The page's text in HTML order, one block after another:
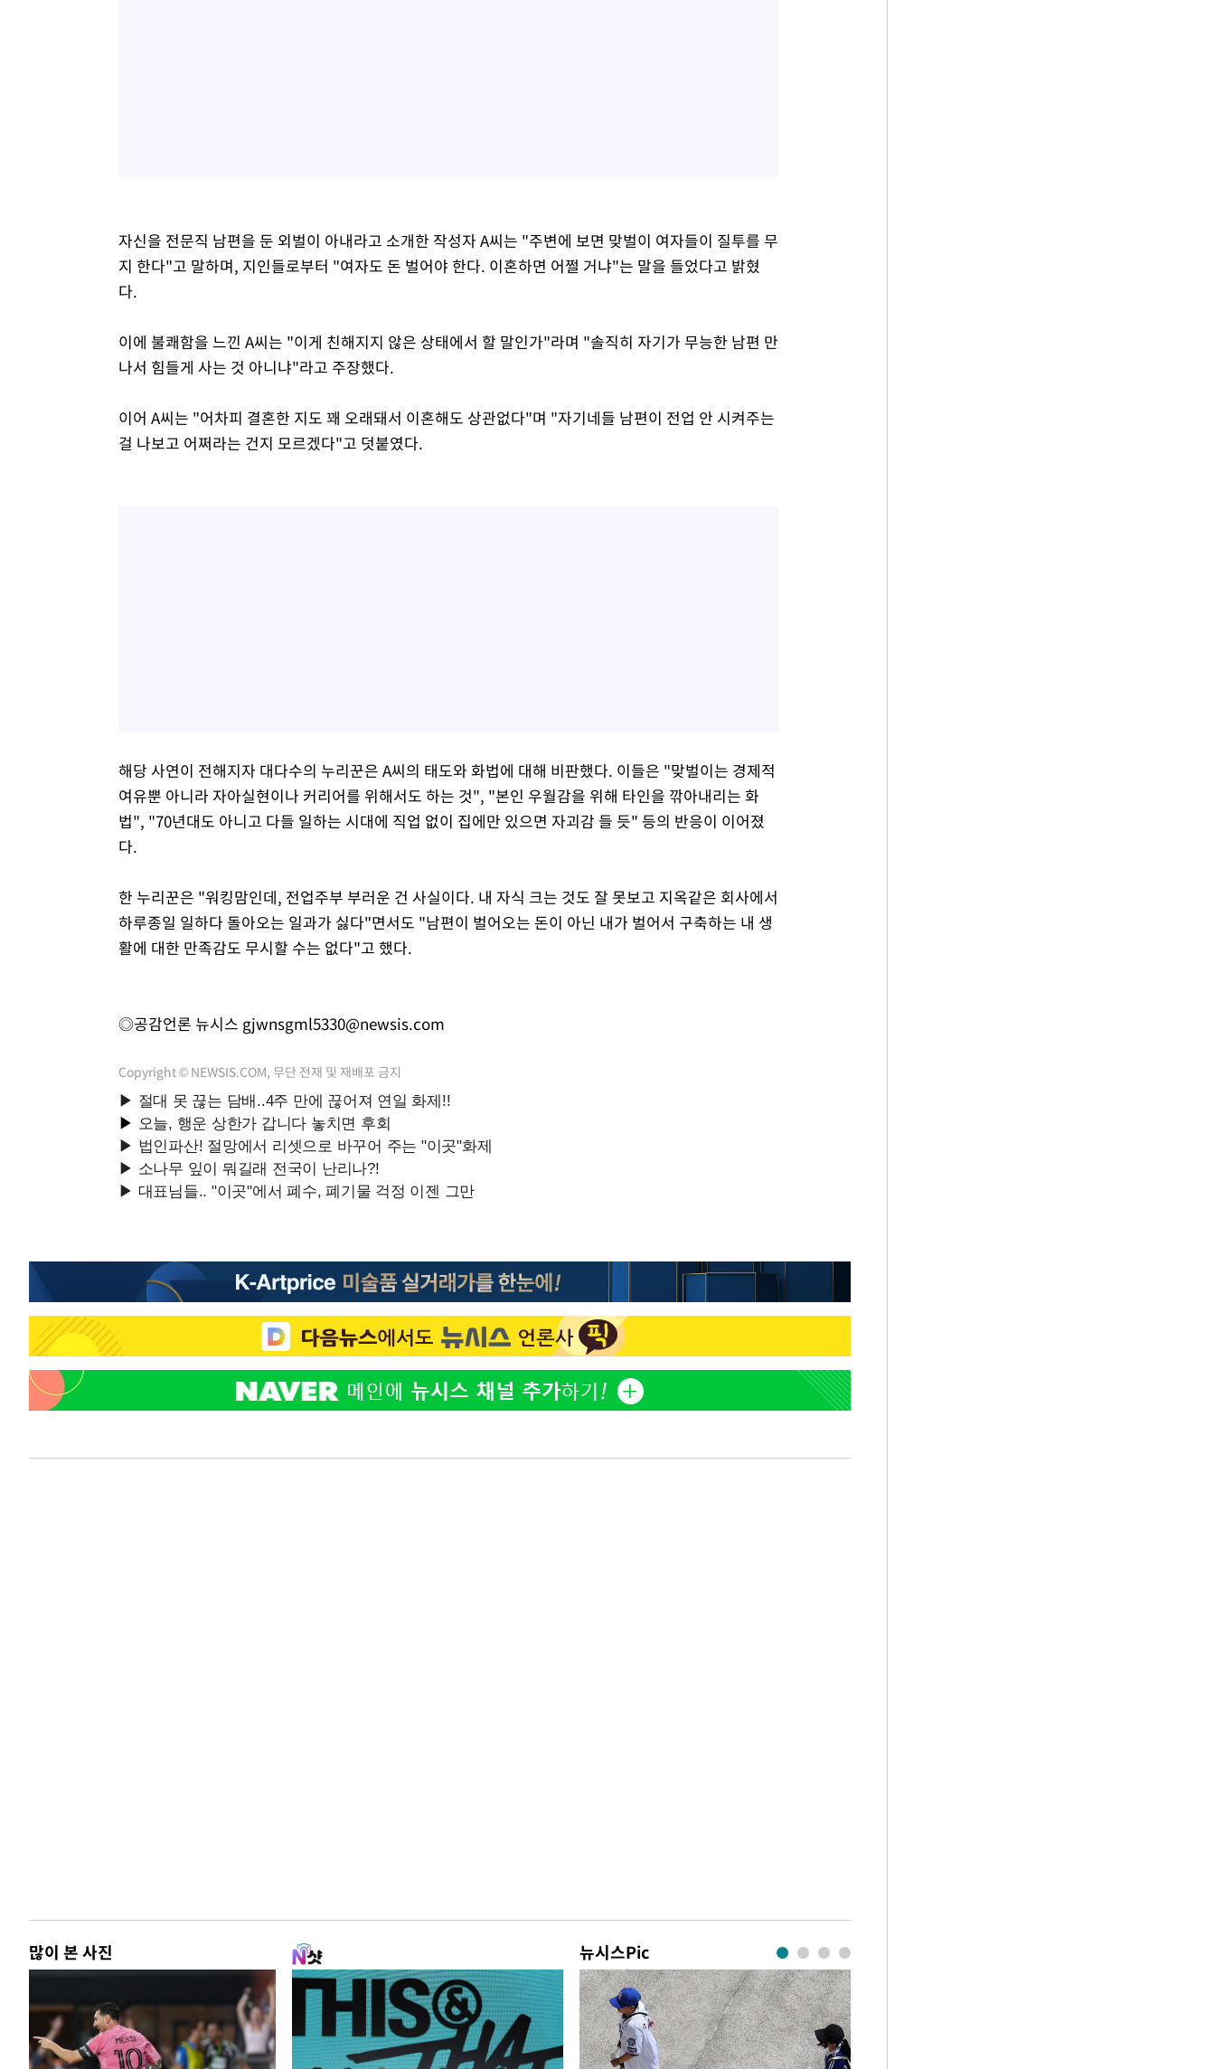
자신을 전문직 남편을 둔 외벌이 아내라고 소개한 작성자 A씨는 "주변에 보면 맞벌이 여자들이 질투를 무
지 한다"고 말하며, 지인들로부터 "여자도 돈 벌어야 한다. 이혼하면 어쩔 거냐"는 말을 들었다고 밝혔
다.
이에 불쾌함을 느낀 A씨는 "이게 친해지지 않은 상태에서 할 말인가"라며 "솔직히 자기가 무능한 남편 만
나서 힘들게 사는 것 아니냐"라고 주장했다.
이어 A씨는 "어차피 결혼한 지도 꽤 오래돼서 이혼해도 상관없다"며 "자기네들 남편이 전업 안 시켜주는
걸 나보고 어쩌라는 건지 모르겠다"고 덧붙였다.
해당 사연이 전해지자 대다수의 누리꾼은 A씨의 태도와 화법에 대해 비판했다. 이들은 "맞벌이는 경제적
여유뿐 아니라 자아실현이나 커리어를 위해서도 하는 것", "본인 우월감을 위해 타인을 깎아내리는 화
법", "70년대도 아니고 다들 일하는 시대에 직업 없이 집에만 있으면 자괴감 들 듯" 등의 반응이 이어졌
다.
한 누리꾼은 "워킹맘인데, 전업주부 부러운 건 사실이다. 내 자식 크는 것도 잘 못보고 지옥같은 회사에서
하루종일 일하다 돌아오는 일과가 싫다"면서도 "남편이 벌어오는 돈이 아닌 내가 벌어서 구축하는 내 생
활에 대한 만족감도 무시할 수는 없다"고 했다.
◎공감언론 뉴시스 gjwnsgml5330@newsis.com
Copyright © NEWSIS.COM, 무단 전재 및 재배포 금지
많이 본 사진 뉴시스Pic